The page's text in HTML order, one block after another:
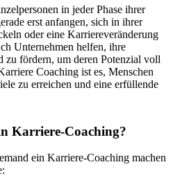
in jeder Phase ihrer
erst anfangen, sich in ihrer
oder eine Karriereveränderung
Unternehmen helfen, ihre
zu fördern, um deren Potenzial voll
Coaching ist es, Menschen
zu erreichen und eine erfüllende
Karriere-Coaching?
ein Karriere-Coaching machen